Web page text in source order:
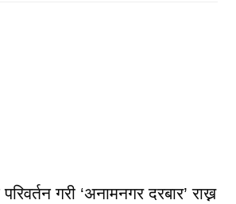
गरी ‘अनामनगर दरबार’ राख्न